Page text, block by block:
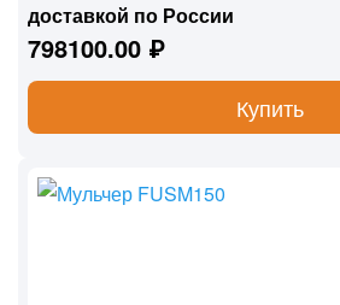
доставкой по России
798100.00 ₽
Купить